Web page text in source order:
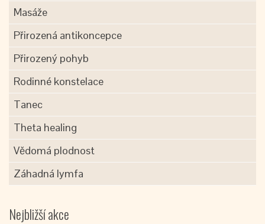
Masáže
Přirozená antikoncepce
Přirozený pohyb
Rodinné konstelace
Tanec
Theta healing
Vědomá plodnost
Záhadná lymfa
Nejbližší akce